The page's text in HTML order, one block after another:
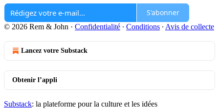
S'abonner
© 2026 Rem & John · Confidentialité ∙ Conditions ∙ Avis de collecte
Lancez votre Substack
Obtenir l’appli
Substack: la plateforme pour la culture et les idées